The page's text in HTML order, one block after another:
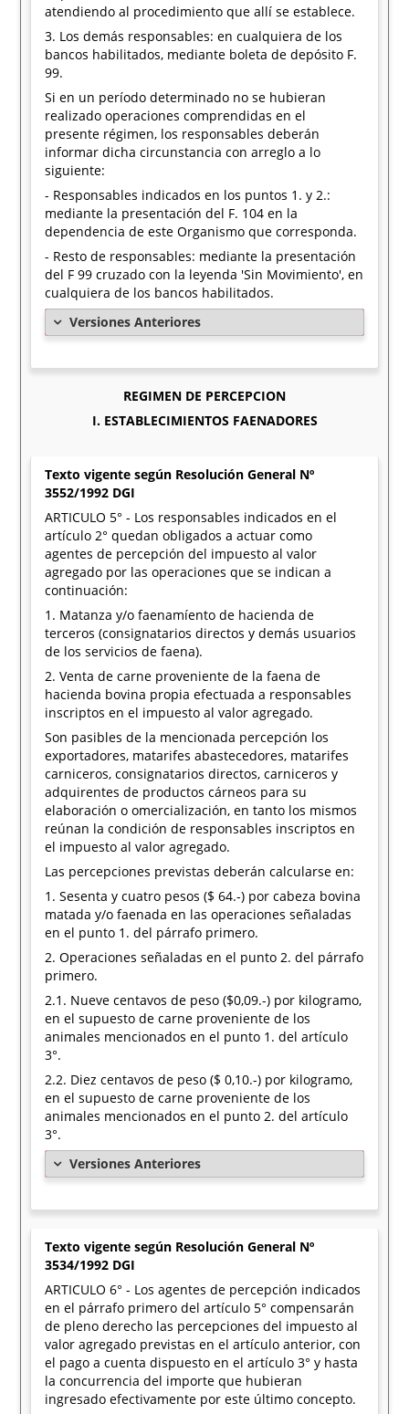
atendiendo al procedimiento que allí se establece.
3. Los demás responsables: en cualquiera de los
bancos habilitados, mediante boleta de depósito F.
99.
Si en un período determinado no se hubieran
realizado operaciones comprendidas en el
presente régimen, los responsables deberán
informar dicha circunstancia con arreglo a lo
siguiente:
- Responsables indicados en los puntos 1. y 2.:
mediante la presentación del F. 104 en la
dependencia de este Organismo que corresponda.
- Resto de responsables: mediante la presentación
del F 99 cruzado con la leyenda 'Sin Movimiento', en
cualquiera de los bancos habilitados.
Versiones Anteriores
REGIMEN DE PERCEPCION
I. ESTABLECIMIENTOS FAENADORES
Texto vigente según Resolución General Nº
3552/1992 DGI
ARTICULO 5° - Los responsables indicados en el
artículo 2° quedan obligados a actuar como
agentes de percepción del impuesto al valor
agregado por las operaciones que se indican a
continuación:
1. Matanza y/o faenamíento de hacienda de
terceros (consignatarios directos y demás usuarios
de los servicios de faena).
2. Venta de carne proveniente de la faena de
hacienda bovina propia efectuada a responsables
inscriptos en el impuesto al valor agregado.
Son pasibles de la mencionada percepción los
exportadores, matarifes abastecedores, matarifes
carniceros, consignatarios directos, carniceros y
adquirentes de productos cárneos para su
elaboración o omercialización, en tanto los mismos
reúnan la condición de responsables inscriptos en
el impuesto al valor agregado.
Las percepciones previstas deberán calcularse en:
1. Sesenta y cuatro pesos ($ 64.-) por cabeza bovina
matada y/o faenada en las operaciones señaladas
en el punto 1. del párrafo primero.
2. Operaciones señaladas en el punto 2. del párrafo
primero.
2.1. Nueve centavos de peso ($0,09.-) por kilogramo,
en el supuesto de carne proveniente de los
animales mencionados en el punto 1. del artículo
3°.
2.2. Diez centavos de peso ($ 0,10.-) por kilogramo,
en el supuesto de carne proveniente de los
animales mencionados en el punto 2. del artículo
3°.
Versiones Anteriores
Texto vigente según Resolución General Nº
3534/1992 DGI
ARTICULO 6° - Los agentes de percepción indicados
en el párrafo primero del artículo 5° compensarán
de pleno derecho las percepciones del impuesto al
valor agregado previstas en el artículo anterior, con
el pago a cuenta dispuesto en el artículo 3° y hasta
la concurrencia del importe que hubieran
ingresado efectivamente por este último concepto.